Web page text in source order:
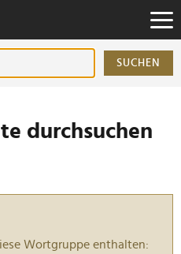
SUCHEN
durchsuchen
Wortgruppe enthalten: